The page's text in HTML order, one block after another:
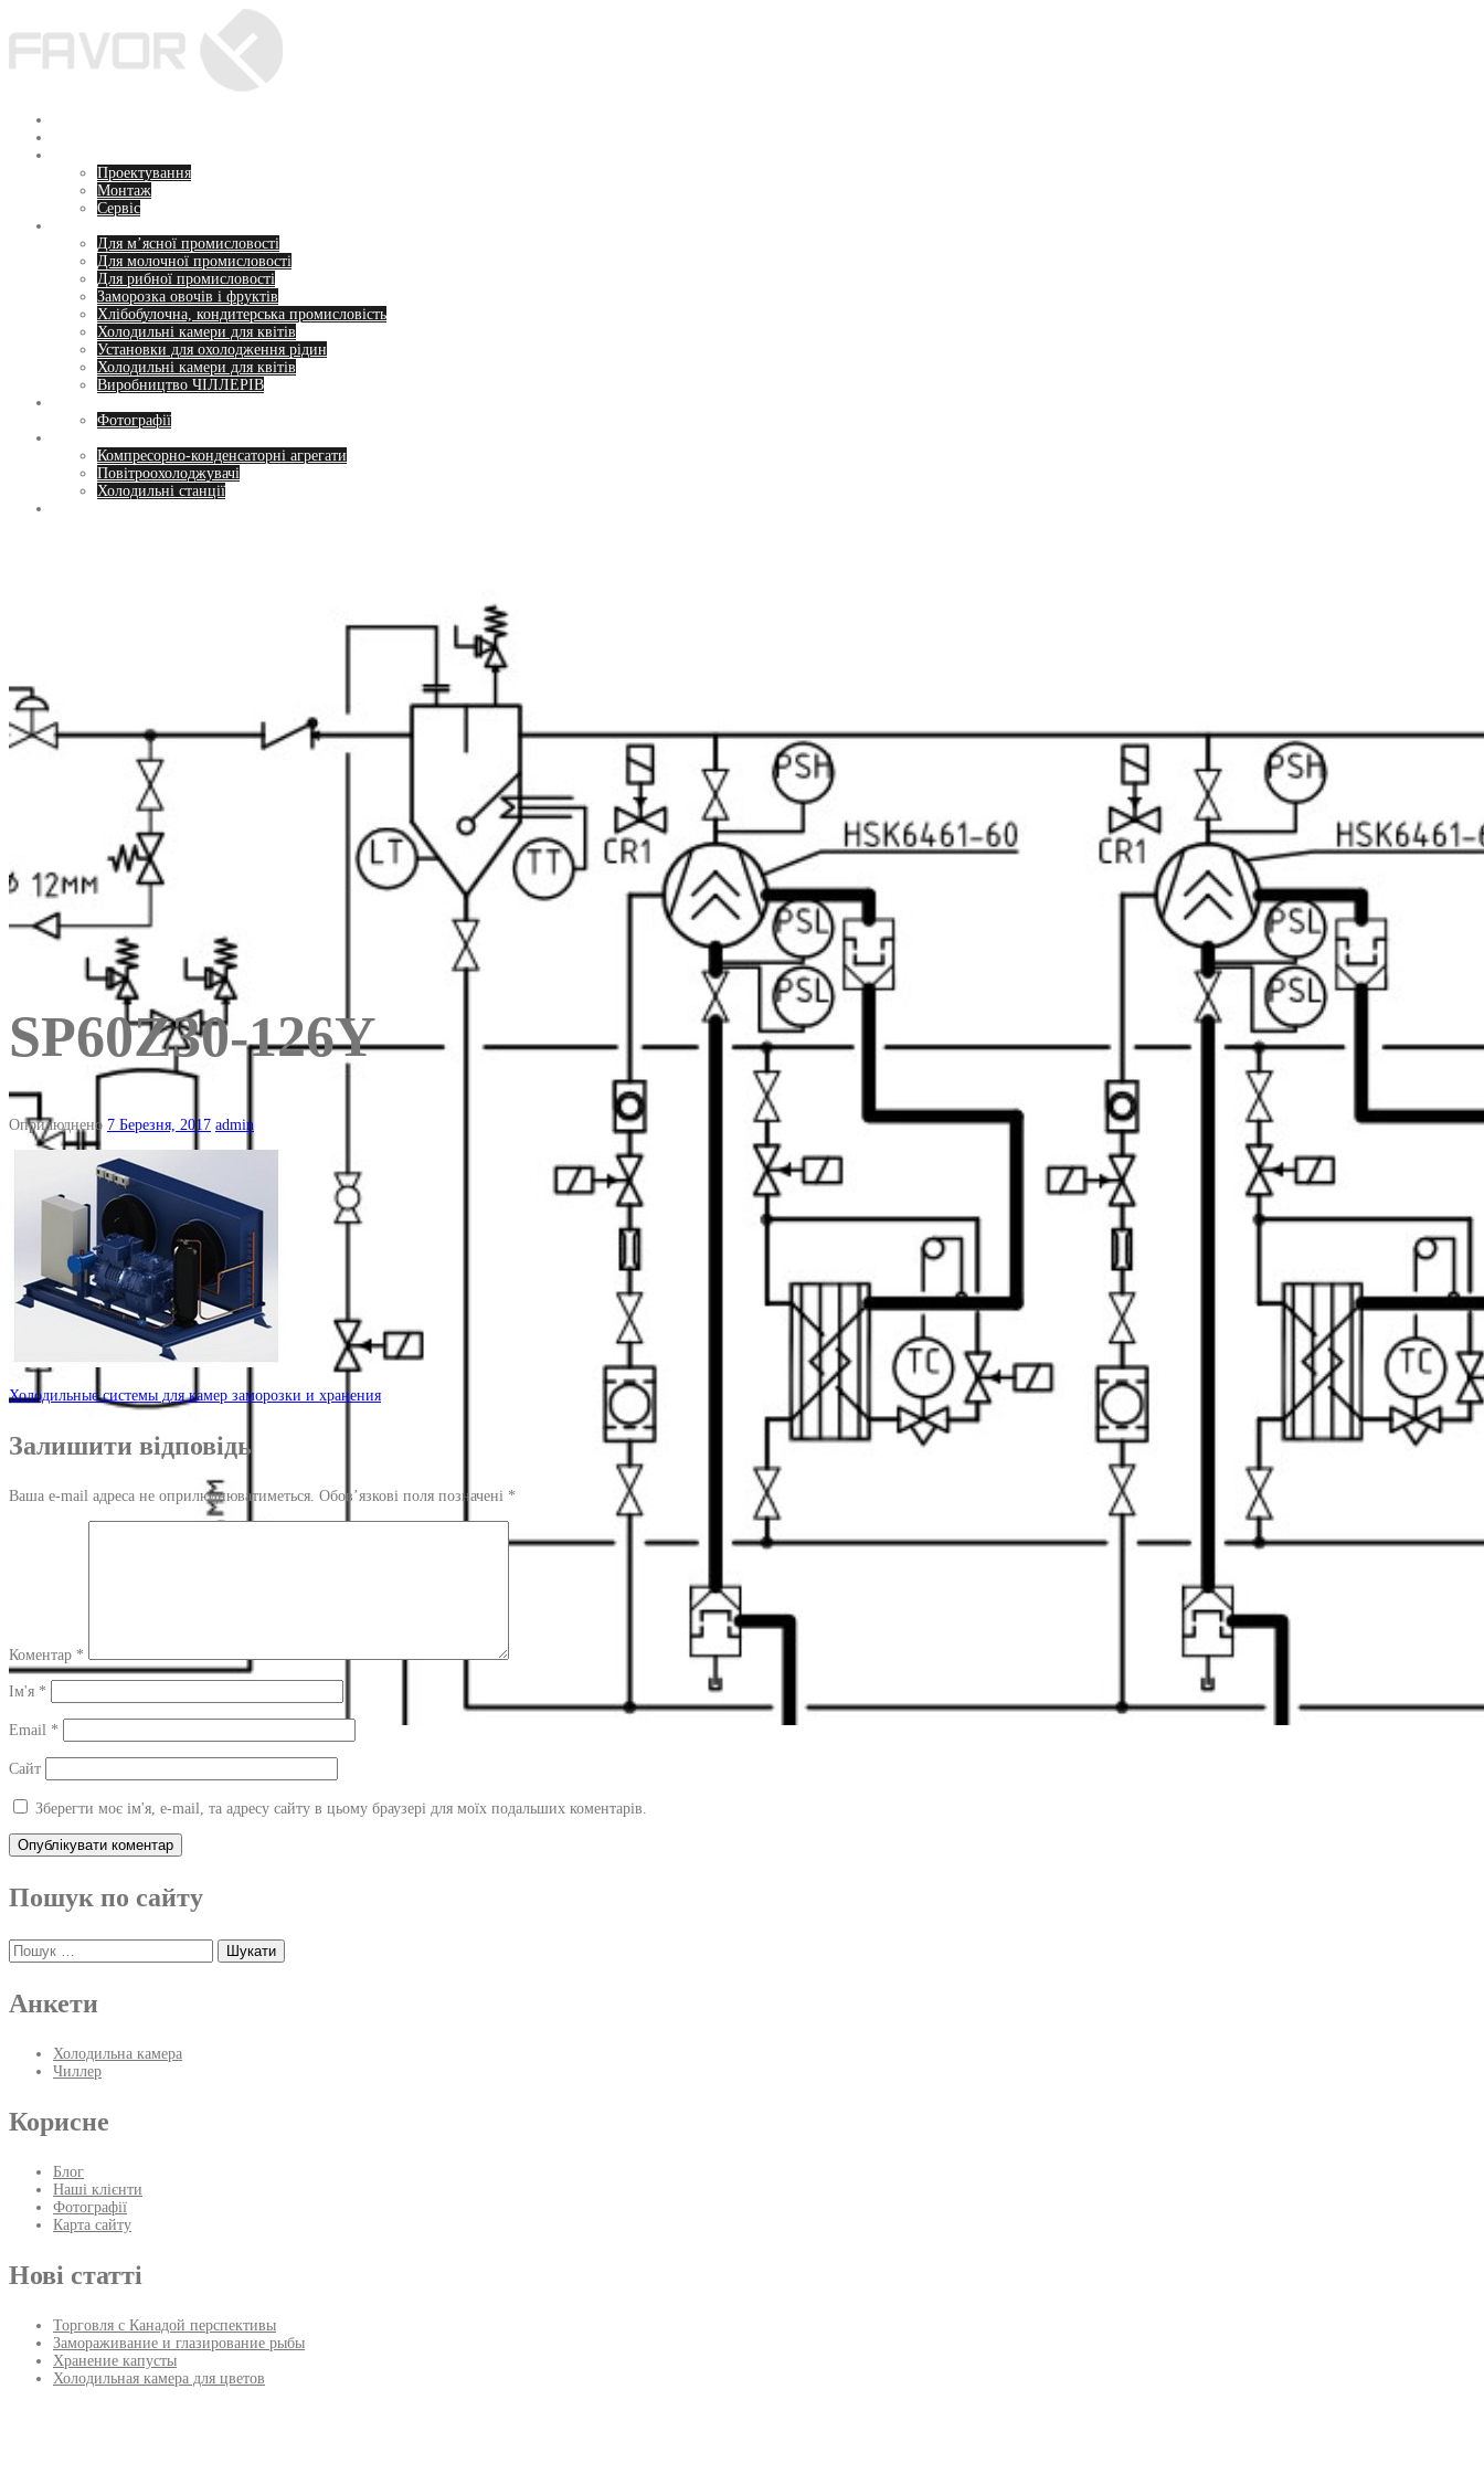
до
вмісту
Проектування
Монтаж
Сервіс
Для м’ясної промисловості
Для молочної промисловості
Для рибної промисловості
Заморозка овочів і фруктів
Хлібобулочна, кондитерська промисловість
Холодильні камери для квітів
Установки для охолодження рідин
Холодильні камери для квітів
Виробництво ЧІЛЛЕРІВ
Фотографії
Компресорно-конденсаторні агрегати
Повітроохолоджувачі
Холодильні станції
SP60Z30-126Y
Оприлюднено 7 Березня, 2017 admin
Навігація
по
запису
Холодильные системы для камер заморозки и хранения
Залишити відповідь
Ваша e-mail адреса не оприлюднюватиметься. Обов’язкові поля позначені *
Коментар *
Ім'я *
Email *
Сайт
Зберегти моє ім'я, e-mail, та адресу сайту в цьому браузері для моїх подальших коментарів.
Пошук по сайту
Пошук:
Анкети
Холодильна камера
Чиллер
Корисне
Блог
Наші клієнти
Фотографії
Карта сайту
Нові статті
Торговля с Канадой перспективы
Замораживание и глазирование рыбы
Хранение капусты
Холодильная камера для цветов